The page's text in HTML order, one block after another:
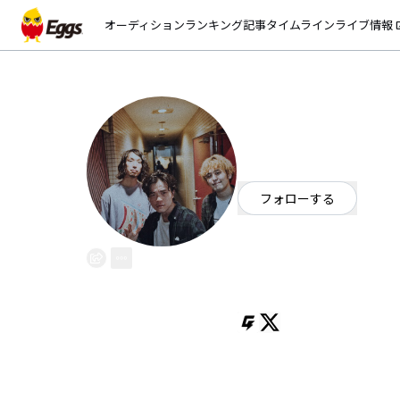
オーディションランキング記事タイムラインライブ情報
フォローする